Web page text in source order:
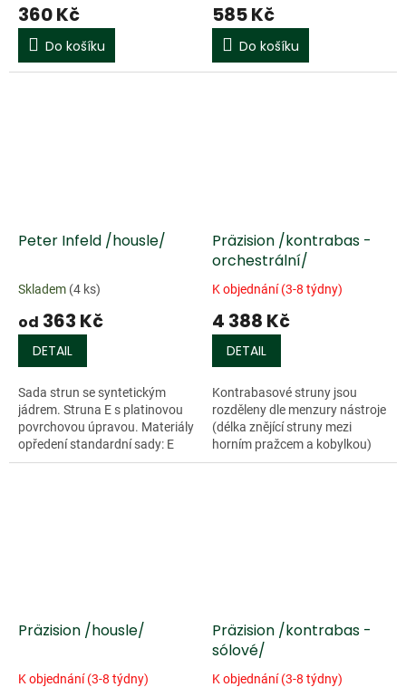
360 Kč
Do košíku
585 Kč
Do košíku
Peter Infeld /housle/
Skladem (4 ks)
od 363 Kč
DETAIL
Sada strun se syntetickým
jádrem. Struna E s platinovou
povrchovou úpravou. Materiály
opředení standardní sady: E
- chromová ocel/platinum, A -
Präzision /kontrabas -
orchestrální/
K objednání (3-8 týdny)
4 388 Kč
DETAIL
Kontrabasové struny jsou
rozděleny dle menzury nástroje
(délka znějící struny mezi
horním pražcem a kobylkou)
na 3/4 (menzura 104 - 106 cm)
Präzision /housle/
K objednání (3-8 týdny)
Präzision /kontrabas -
sólové/
K objednání (3-8 týdny)